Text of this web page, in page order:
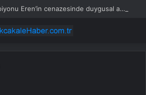
MasterChef şampiyonu Eren’in cenazesinde duygusal anlar: Annesi güçlükle ayakta durabildi